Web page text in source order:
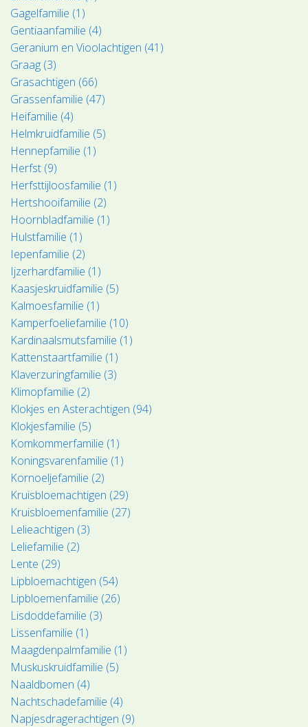
Gagelfamilie (1)
Gentiaanfamilie (4)
Geranium en Vioolachtigen (41)
Graag (3)
Grasachtigen (66)
Grassenfamilie (47)
Heifamilie (4)
Helmkruidfamilie (5)
Hennepfamilie (1)
Herfst (9)
Herfsttijloosfamilie (1)
Hertshooifamilie (2)
Hoornbladfamilie (1)
Hulstfamilie (1)
Iepenfamilie (2)
Ijzerhardfamilie (1)
Kaasjeskruidfamilie (5)
Kalmoesfamilie (1)
Kamperfoeliefamilie (10)
Kardinaalsmutsfamilie (1)
Kattenstaartfamilie (1)
Klaverzuringfamilie (3)
Klimopfamilie (2)
Klokjes en Asterachtigen (94)
Klokjesfamilie (5)
Komkommerfamilie (1)
Koningsvarenfamilie (1)
Kornoeljefamilie (2)
Kruisbloemachtigen (29)
Kruisbloemenfamilie (27)
Lelieachtigen (3)
Leliefamilie (2)
Lente (29)
Lipbloemachtigen (54)
Lipbloemenfamilie (26)
Lisdoddefamilie (3)
Lissenfamilie (1)
Maagdenpalmfamilie (1)
Muskuskruidfamilie (5)
Naaldbomen (4)
Nachtschadefamilie (4)
Napjesdragerachtigen (9)